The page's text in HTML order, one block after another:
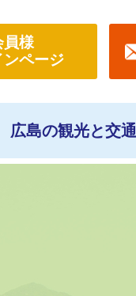
員様
ンページ
広島の観光と交通